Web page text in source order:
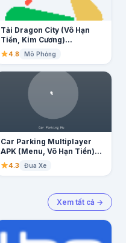
Tải Dragon City (Vô Hạn
Tiền, Kim Cương)...
4.8 Mô Phỏng
Car Parking Multiplayer
APK (Menu, Vô Hạn Tiền)...
4.3 Đua Xe
Xem tất cả →